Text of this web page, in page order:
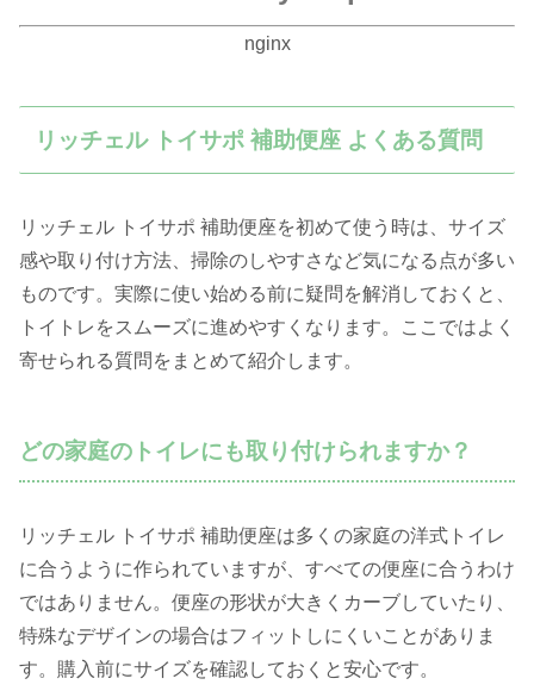
nginx
リッチェル トイサポ 補助便座 よくある質問
リッチェル トイサポ 補助便座を初めて使う時は、サイズ
感や取り付け方法、掃除のしやすさなど気になる点が多い
ものです。実際に使い始める前に疑問を解消しておくと、
トイトレをスムーズに進めやすくなります。ここではよく
寄せられる質問をまとめて紹介します。
どの家庭のトイレにも取り付けられますか？
リッチェル トイサポ 補助便座は多くの家庭の洋式トイレ
に合うように作られていますが、すべての便座に合うわけ
ではありません。便座の形状が大きくカーブしていたり、
特殊なデザインの場合はフィットしにくいことがありま
す。購入前にサイズを確認しておくと安心です。